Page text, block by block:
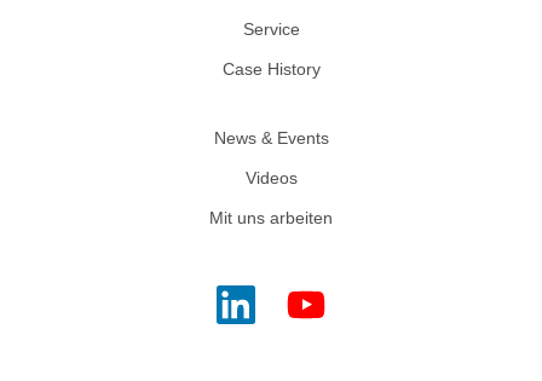
Service
Case History
News & Events
Videos
Mit uns arbeiten